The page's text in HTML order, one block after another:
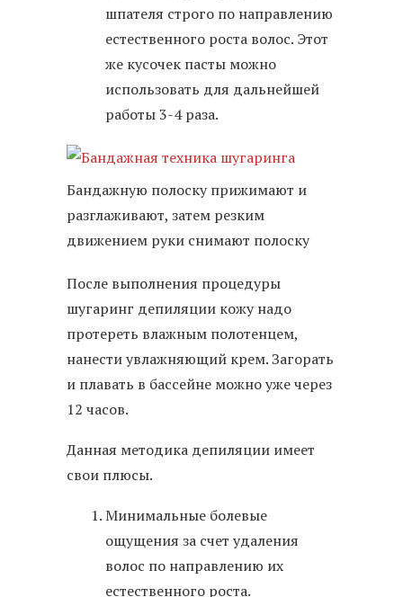
шпателя строго по направлению
естественного роста волос. Этот
же кусочек пасты можно
использовать для дальнейшей
работы 3-4 раза.
Бандажную полоску прижимают и
разглаживают, затем резким
движением руки снимают полоску
После выполнения процедуры
шугаринг депиляции кожу надо
протереть влажным полотенцем,
нанести увлажняющий крем. Загорать
и плавать в бассейне можно уже через
12 часов.
Данная методика депиляции имеет
свои плюсы.
Минимальные болевые
ощущения за счет удаления
волос по направлению их
естественного роста.